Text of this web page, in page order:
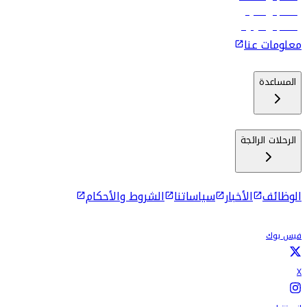
رحلات إلى ماليه
رحلات إلى كولومبو
معلومات عنا
المساعدة
الرحلات الرائجة
الوظائف الأخبار سياساتنا الشروط والأحكام
فيس بوك
X